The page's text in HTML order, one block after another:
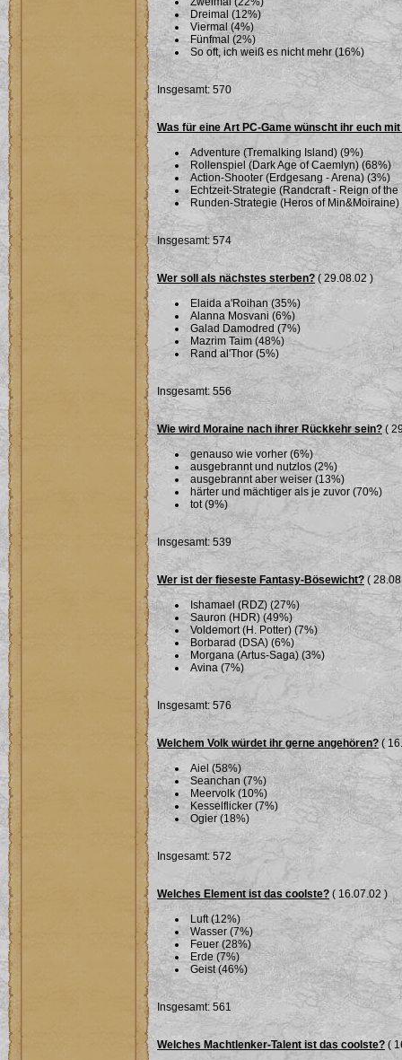
Dreimal (12%)
Viermal (4%)
Fünfmal (2%)
So oft, ich weiß es nicht mehr (16%)
Insgesamt: 570
Was für eine Art PC-Game wünscht ihr euch
Adventure (Tremalking Island) (9%)
Rollenspiel (Dark Age of Caemlyn) (68%)
Action-Shooter (Erdgesang - Arena) (3%)
Echtzeit-Strategie (Randcraft - Reign of
Runden-Strategie (Heros of Min&Moiraine)
Insgesamt: 574
Wer soll als nächstes sterben? ( 29.08.02 )
Elaida a'Roihan (35%)
Alanna Mosvani (6%)
Galad Damodred (7%)
Mazrim Taim (48%)
Rand al'Thor (5%)
Insgesamt: 556
Wie wird Moraine nach ihrer Rückkehr sein?(
genauso wie vorher (6%)
ausgebrannt und nutzlos (2%)
ausgebrannt aber weiser (13%)
härter und mächtiger als je zuvor (70%)
tot (9%)
Insgesamt: 539
Wer ist der fieseste Fantasy-Bösewicht? (
Ishamael (RDZ) (27%)
Sauron (HDR) (49%)
Voldemort (H. Potter) (7%)
Borbarad (DSA) (6%)
Morgana (Artus-Saga) (3%)
Avina (7%)
Insgesamt: 576
Welchem Volk würdet ihr gerne angehören? (
Aiel (58%)
Seanchan (7%)
Meervolk (10%)
Kesselflicker (7%)
Ogier (18%)
Insgesamt: 572
Welches Element ist das coolste? ( 16.07.02 )
Luft (12%)
Wasser (7%)
Feuer (28%)
Erde (7%)
Geist (46%)
Insgesamt: 561
Welches Machtlenker-Talent ist das coolste? (